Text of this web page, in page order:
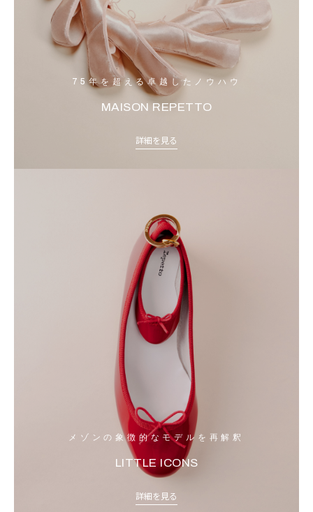
75年を超える卓越したノウハウ
MAISON REPETTO
詳細を見る
メゾンの象徴的なモデルを再解釈
LITTLE ICONS
詳細を見る